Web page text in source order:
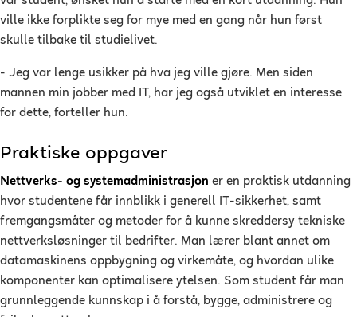
ville ikke forplikte seg for mye med en gang når hun først
skulle tilbake til studielivet.
- Jeg var lenge usikker på hva jeg ville gjøre. Men siden
mannen min jobber med IT, har jeg også utviklet en interesse
for dette, forteller hun.
Praktiske oppgaver
Nettverks- og systemadministrasjon er en praktisk utdanning
hvor studentene får innblikk i generell IT-sikkerhet, samt
fremgangsmåter og metoder for å kunne skreddersy tekniske
nettverksløsninger til bedrifter. Man lærer blant annet om
datamaskinens oppbygning og virkemåte, og hvordan ulike
komponenter kan optimalisere ytelsen. Som student får man
grunnleggende kunnskap i å forstå, bygge, administrere og